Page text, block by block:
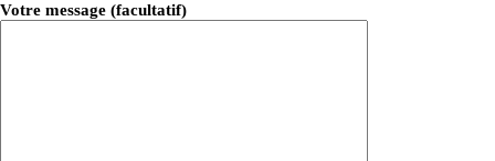
Votre message (facultatif)